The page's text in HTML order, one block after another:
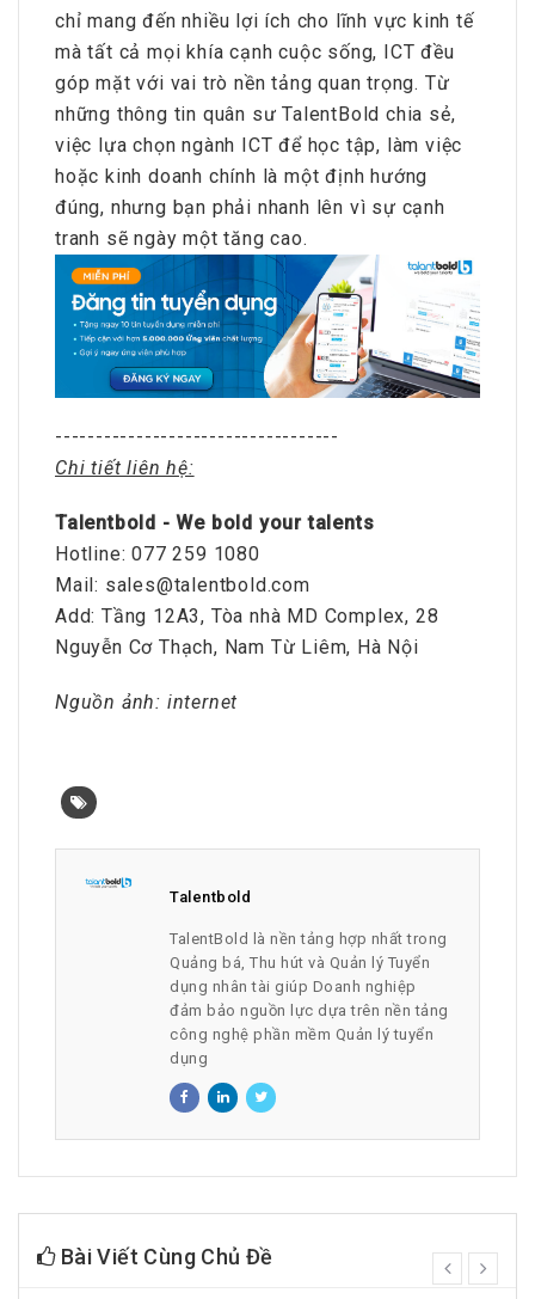
chỉ mang đến nhiều lợi ích cho lĩnh vực kinh tế
mà tất cả mọi khía cạnh cuộc sống, ICT đều
góp mặt với vai trò nền tảng quan trọng. Từ
những thông tin quân sư TalentBold chia sẻ,
việc lựa chọn ngành ICT để học tập, làm việc
hoặc kinh doanh chính là một định hướng
đúng, nhưng bạn phải nhanh lên vì sự cạnh
tranh sẽ ngày một tăng cao.
-----------------------------------
Chi tiết liên hệ:
Talentbold - We bold your talents
Hotline: 077 259 1080
Mail: sales@talentbold.com
Add: Tầng 12A3, Tòa nhà MD Complex, 28
Nguyễn Cơ Thạch, Nam Từ Liêm, Hà Nội
Nguồn ảnh: internet
Talentbold
TalentBold là nền tảng hợp nhất trong
Quảng bá, Thu hút và Quản lý Tuyển
dụng nhân tài giúp Doanh nghiệp
đảm bảo nguồn lực dựa trên nền tảng
công nghệ phần mềm Quản lý tuyển
dụng
Bài Viết Cùng Chủ Đề
prev